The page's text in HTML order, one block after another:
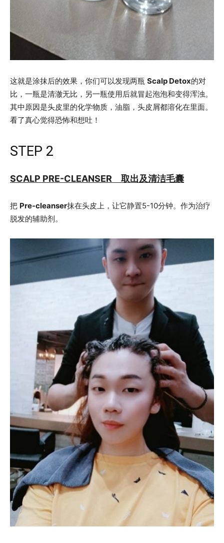
这就是涂抹后的效果，你们可以发现两瓶 Scalp Detox的对
比，一瓶是清澈无比，另一瓶使用后就冒起泡泡和变得浑浊。
其中原因是头皮里的化学物质，油脂，头皮屑都溶化在里面。
看了真心觉得恐怖和想吐！
STEP 2
SCALP PRE-CLEANSER 取出及清洁毛囊
把 Pre-cleanser抹在头皮上，让它静置5-10分钟。作为治疗
脱发的辅助剂。